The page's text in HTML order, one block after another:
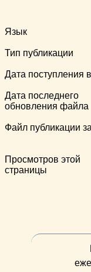
Язык
Тип публикации
Дата поступления
Дата последнего
обновления файла
Файл публикации
Просмотров этой
страницы